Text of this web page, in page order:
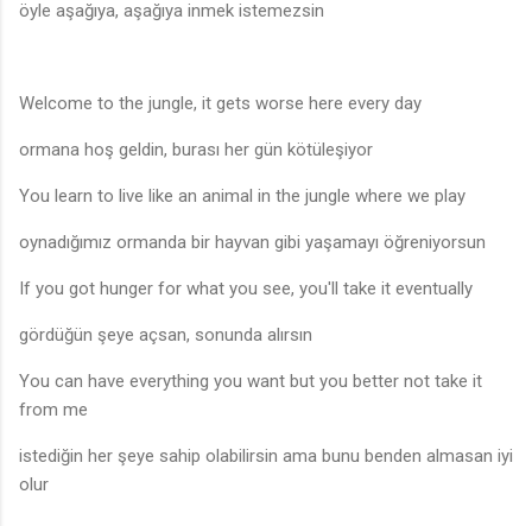
öyle aşağıya, aşağıya inmek istemezsin
Welcome to the jungle, it gets worse here every day
ormana hoş geldin, burası her gün kötüleşiyor
You learn to live like an animal in the jungle where we play
oynadığımız ormanda bir hayvan gibi yaşamayı öğreniyorsun
If you got hunger for what you see, you'll take it eventually
gördüğün şeye açsan, sonunda alırsın
You can have everything you want but you better not take it
from me
istediğin her şeye sahip olabilirsin ama bunu benden almasan iyi
olur